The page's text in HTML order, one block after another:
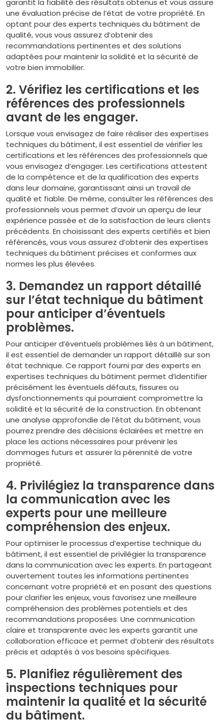
garantit la fiabilité des résultats obtenus et vous assure
une évaluation précise de l’état de votre propriété. En
optant pour des experts techniques du bâtiment de
qualité, vous vous assurez d’obtenir des
recommandations pertinentes et des solutions
adaptées pour maintenir la solidité et la sécurité de
votre bien immobilier.
2. Vérifiez les certifications et les
références des professionnels
avant de les engager.
Lorsque vous envisagez de faire réaliser des expertises
techniques du bâtiment, il est essentiel de vérifier les
certifications et les références des professionnels que
vous envisagez d’engager. Les certifications attestent
de la compétence et de la qualification des experts
dans leur domaine, garantissant ainsi un travail de
qualité et fiable. De même, consulter les références des
professionnels vous permet d’avoir un aperçu de leur
expérience passée et de la satisfaction de leurs clients
précédents. En choisissant des experts certifiés et bien
référencés, vous vous assurez d’obtenir des expertises
techniques du bâtiment précises et conformes aux
normes les plus élevées.
3. Demandez un rapport détaillé
sur l’état technique du bâtiment
pour anticiper d’éventuels
problèmes.
Pour anticiper d’éventuels problèmes liés à un bâtiment,
il est essentiel de demander un rapport détaillé sur son
état technique. Ce rapport fourni par des experts en
expertises techniques du bâtiment permet d’identifier
précisément les éventuels défauts, fissures ou
dysfonctionnements qui pourraient compromettre la
solidité et la sécurité de la construction. En obtenant
une analyse approfondie de l’état du bâtiment, vous
pourrez prendre des décisions éclairées et mettre en
place les actions nécessaires pour prévenir les
dommages futurs et assurer la pérennité de votre
propriété.
4. Privilégiez la transparence dans
la communication avec les
experts pour une meilleure
compréhension des enjeux.
Pour optimiser le processus d’expertise technique du
bâtiment, il est essentiel de privilégier la transparence
dans la communication avec les experts. En partageant
ouvertement toutes les informations pertinentes
concernant votre propriété et en posant des questions
pour clarifier les enjeux, vous favorisez une meilleure
compréhension des problèmes potentiels et des
recommandations proposées. Une communication
claire et transparente avec les experts garantit une
collaboration efficace et permet d’obtenir des résultats
précis et adaptés à vos besoins spécifiques.
5. Planifiez régulièrement des
inspections techniques pour
maintenir la qualité et la sécurité
du bâtiment.